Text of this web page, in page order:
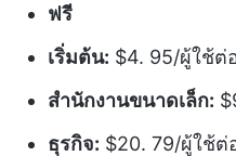
ฟรี
เริ่มต้น: $4. 95/ผู้ใช้ต่
สำนักงานขนาดเล็ก:
ธุรกิจ: $20. 79/ผู้ใช้ต่